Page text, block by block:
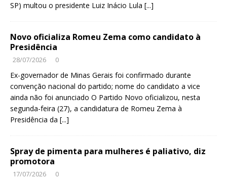
SP) multou o presidente Luiz Inácio Lula [...]
Novo oficializa Romeu Zema como candidato à
Presidência
28/07/2026 0
Ex-governador de Minas Gerais foi confirmado durante
convenção nacional do partido; nome do candidato a vice
ainda não foi anunciado O Partido Novo oficializou, nesta
segunda-feira (27), a candidatura de Romeu Zema à
Presidência da [...]
Spray de pimenta para mulheres é paliativo, diz
promotora
17/07/2026 0